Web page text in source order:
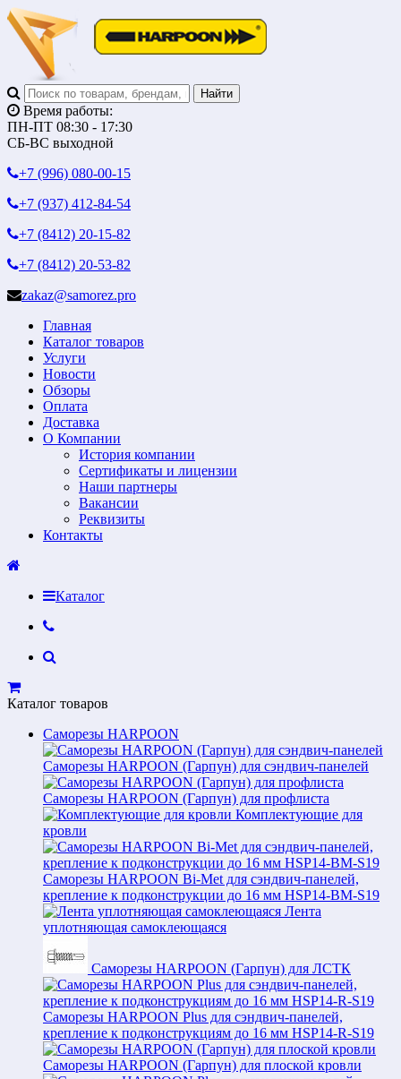
Время работы:
ПН-ПТ 08:30 - 17:30
СБ-ВС выходной
+7 (996) 080-00-15
+7 (937) 412-84-54
+7 (8412) 20-15-82
+7 (8412) 20-53-82
zakaz@samorez.pro
Главная
Каталог товаров
Услуги
Новости
Обзоры
Оплата
Доставка
О Компании
История компании
Сертификаты и лицензии
Наши партнеры
Вакансии
Реквизиты
Контакты
Каталог
Каталог товаров
Саморезы HARPOON
Саморезы HARPOON (Гарпун) для сэндвич-панелей
Саморезы HARPOON (Гарпун) для профлиста
Комплектующие для
кровли
Саморезы HARPOON Bi-Met для сэндвич-панелей,
крепление к подконструкции до 16 мм HSP14-BM-S19
Лента
уплотняющая самоклеющаяся
Саморезы HARPOON (Гарпун) для ЛСТК
Саморезы HARPOON Plus для сэндвич-панелей,
крепление к подконструкциям до 16 мм HSP14-R-S19
Саморезы HARPOON (Гарпун) для плоской кровли